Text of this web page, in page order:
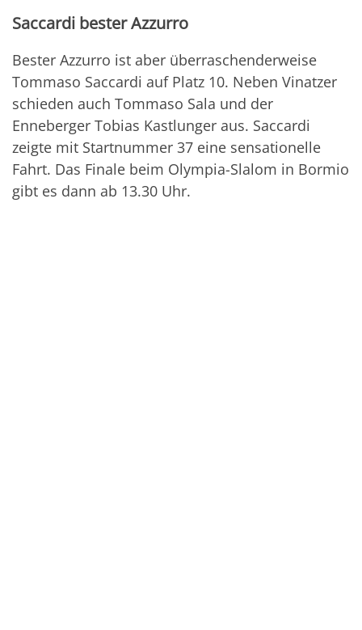
Saccardi bester Azzurro
Bester Azzurro ist aber überraschenderweise
Tommaso Saccardi auf Platz 10. Neben Vinatzer
schieden auch Tommaso Sala und der
Enneberger Tobias Kastlunger aus. Saccardi
zeigte mit Startnummer 37 eine sensationelle
Fahrt. Das Finale beim Olympia-Slalom in Bormio
gibt es dann ab 13.30 Uhr.